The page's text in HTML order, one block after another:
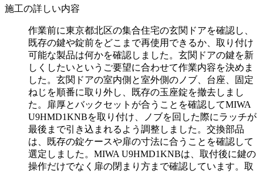
施工の詳しい内容
作業前に東京都北区の集合住宅の玄関ドアを確認し、
既存の鍵や錠前をどこまで再使用できるか、取り付け
可能な製品は何かを確認しました。玄関ドアの鍵を新
しくしたいというご要望に合わせて作業内容を決めま
した。玄関ドアの室内側と室外側のノブ、台座、固定
ねじを順番に取り外し、既存の玉座錠を撤去しまし
た。扉厚とバックセットが合うことを確認してMIWA
U9HMD1KNBを取り付け、ノブを回した際にラッチが
最後まで引き込まれるよう調整しました。交換部品
は、既存の錠ケースや扉の寸法に合うことを確認して
選定しました。MIWA U9HMD1KNBは、取付後に鍵の
操作だけでなく扉の閉まり方まで確認しています。取